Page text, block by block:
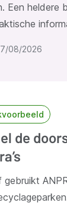
Een heldere
08/2026
de
gebruikt